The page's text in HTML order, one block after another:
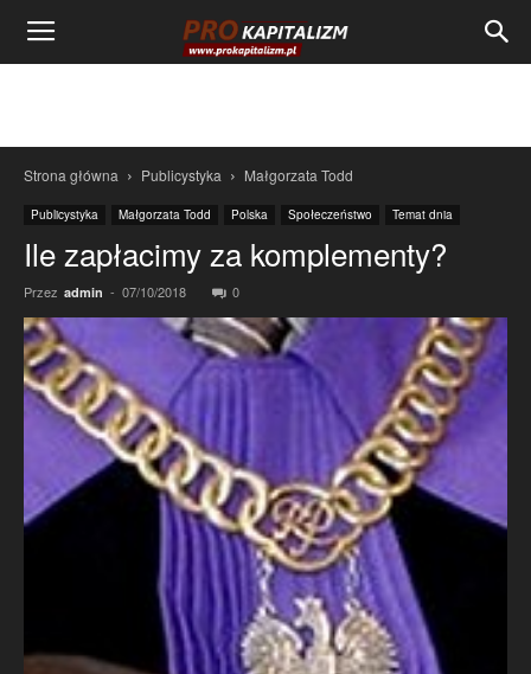
Strona główna Publicystyka Małgorzata Todd
Publicystyka Małgorzata Todd Polska Społeczeństwo Temat dnia
Ile zapłacimy za komplementy?
Przez admin - 07/10/2018 0